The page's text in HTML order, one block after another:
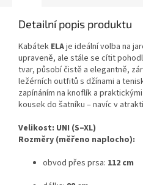
Detailní popis produktu
Kabátek ELAje ideální volba na
upraveně, ale stále se cítit
tvar, působí čistě a elegantně,
ležérních outfitů s džínami a
zapínáním na knoflík a
kousek do šatníku – navíc v
Velikost: UNI (S–XL)
Rozměry (měřeno naplocho):
obvod přes prsa: 112 cm